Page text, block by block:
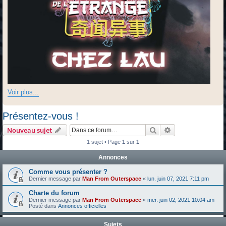
Voir plus...
Présentez-vous !
Nouveau sujet Rechercher
1 sujet • Page 1 sur 1
Annonces
Comme vous présenter ?
Dernier message par Man From Outerspace « lun. juin 07, 2021 7:11 pm
Charte du forum
Dernier message par Man From Outerspace « mer. juin 02, 2021 10:04 am
Posté dans Annonces officielles
Sujets